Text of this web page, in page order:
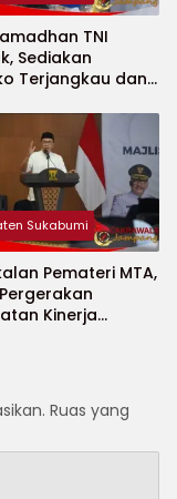
TNI
Sediakan
Terjangkau dan
Sukabumi
Pemateri MTA,
Kinerja
Ruas yang